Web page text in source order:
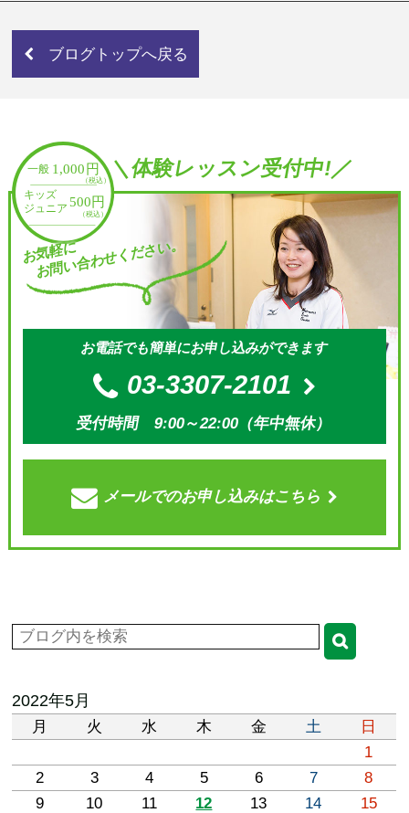
ブログトップへ戻る
＼体験レッスン受付中!／
お気軽に
お問い合わせください。
お電話でも簡単にお申し込みができます
03-3307-2101
受付時間 9:00～22:00（年中無休）
メールでのお申し込みはこちら
2022年5月
月 火 水 木 金 土
日
1
2
3 4 5 6 7
8
9
10 11 12 13 14
15